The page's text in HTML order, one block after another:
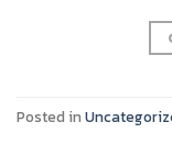
Posted in